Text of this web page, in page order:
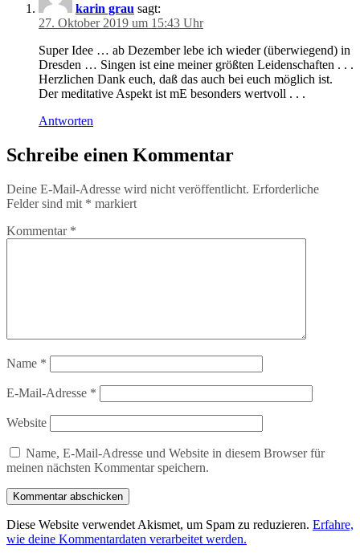
karin grau sagt:
27. Oktober 2019 um 15:43 Uhr
Super Idee … ab Dezember lebe ich wieder (überwiegend) in
Dresden … Singen ist eine meiner größten Leidenschaften . . .
Herzlichen Dank euch, daß das auch bei euch möglich ist.
Der meditative Aspekt ist mE besonders wertvoll . . .
Antworten
Schreibe einen Kommentar
Deine E-Mail-Adresse wird nicht veröffentlicht. Erforderliche
Felder sind mit * markiert
Kommentar *
Name *
E-Mail-Adresse *
Website
Name, E-Mail-Adresse und Website in diesem Browser für
meinen nächsten Kommentar speichern.
Diese Website verwendet Akismet, um Spam zu reduzieren. Erfahre,
wie deine Kommentardaten verarbeitet werden.